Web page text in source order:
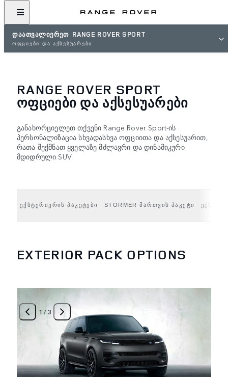
ᲓᲐᲐᲗᲕᲐᲚᲘᲔᲠᲔᲗ RANGE ROVER SPORT
ᲝᲤᲪᲘᲔᲑᲘ ᲓᲐ ᲐᲥᲡᲔᲡᲣᲐᲠᲔᲑᲘ
RANGE ROVER SPORT
ᲝᲤᲪᲘᲔᲑᲘ ᲓᲐ ᲐᲥᲡᲔᲡᲣᲐᲠᲔᲑᲘ
განახორციელეთ თქვენი Range Rover Sport-ის
პერსონალიზაცია სხვადასხვა ოფციითა და აქსესუარით,
რათა შექმნათ ყველაზე მძლავრი და დინამიკური
მდიდრული SUV.
ᲔᲥᲡᲢᲔᲠᲘᲔᲠᲘᲡ ᲞᲐᲙᲔᲢᲔᲑᲘ STORMER ᲛᲐᲠᲗᲕᲘᲡ ᲞᲐᲙᲔᲢᲘ
EXTERIOR PACK OPTIONS
1 /3